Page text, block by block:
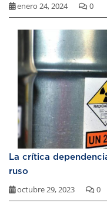
enero 24, 2024 0
La crítica
ruso
octubre 29, 2023 0